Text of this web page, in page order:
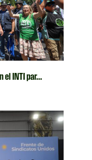
el INTI par...